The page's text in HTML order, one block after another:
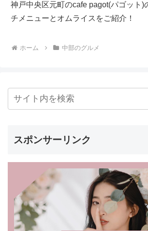
神戸中央区元町のcafe pagot(パゴット)
チメニューとオムライスをご紹介！
ホーム 中部のグルメ
スポンサーリンク